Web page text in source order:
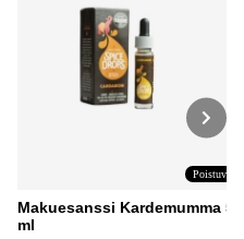
Poistuva
Makuesanssi Kardemumma 5
ml